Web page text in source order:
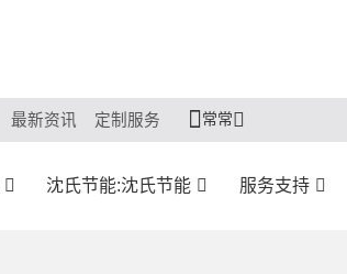
最新资讯 定制服务 常常
沈氏节能:沈氏节能 服务支持